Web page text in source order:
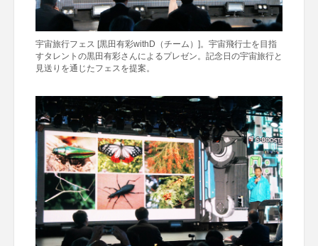
宇宙旅行フェス [黒田有彩withD（チーム）]。宇宙飛行士を目指
すタレントの黒田有彩さんによるプレゼン。記念日の宇宙旅行と
見送りを通じたフェスを提案。